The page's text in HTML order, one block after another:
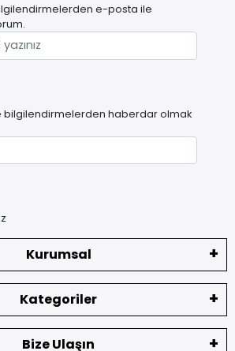
e-posta ile
bilgilendirmelerden haberdar olmak
Kurumsal
Kategoriler
Bize Ulaşın